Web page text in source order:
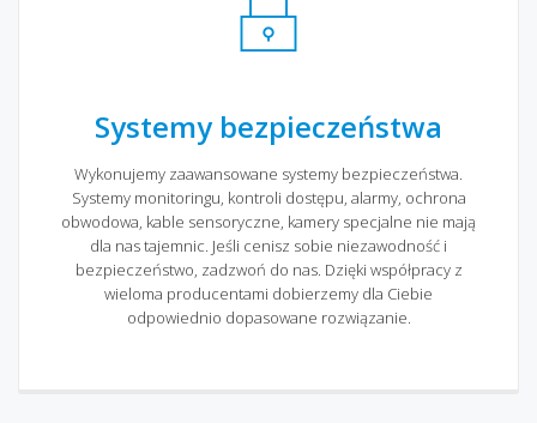
Systemy bezpieczeństwa
Wykonujemy zaawansowane systemy bezpieczeństwa.
Systemy monitoringu, kontroli dostępu, alarmy, ochrona
obwodowa, kable sensoryczne, kamery specjalne nie mają
dla nas tajemnic. Jeśli cenisz sobie niezawodność i
bezpieczeństwo, zadzwoń do nas. Dzięki współpracy z
wieloma producentami dobierzemy dla Ciebie
odpowiednio dopasowane rozwiązanie.